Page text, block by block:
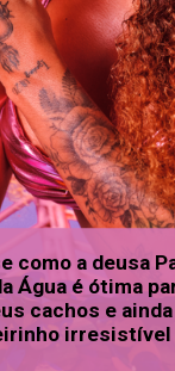
como a deusa
Água é ótima
cachos e
irresistível